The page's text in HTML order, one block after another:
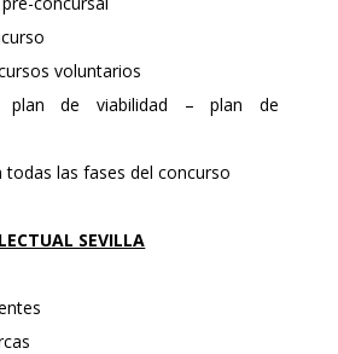
voluntarios
plan de viabilidad – plan de
todas las fases del concurso
SEVILLA